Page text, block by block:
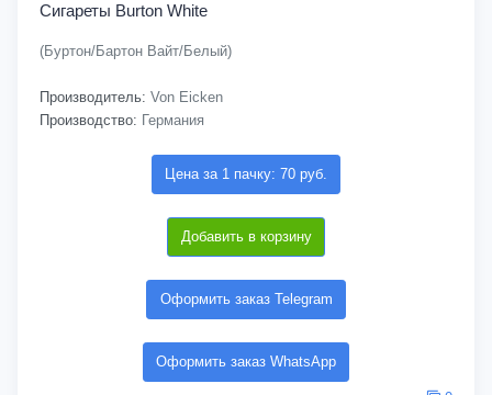
Сигареты Burton White
(Буртон/Бартон Вайт/Белый)
Производитель: Von Eicken
Производство: Германия
Цена за 1 пачку: 70 руб.
Добавить в корзину
Оформить заказ Telegram
Оформить заказ WhatsApp